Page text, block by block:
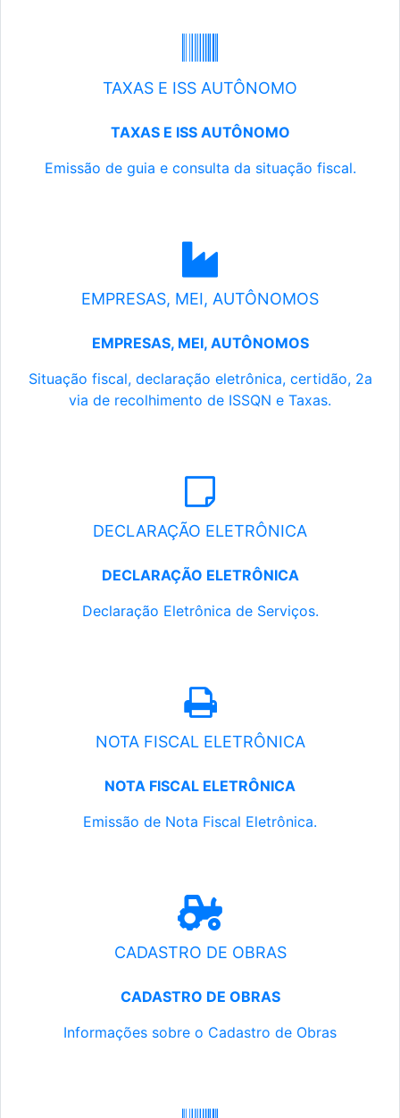
TAXAS E ISS AUTÔNOMO
TAXAS E ISS AUTÔNOMO
Emissão de guia e consulta da situação fiscal.
EMPRESAS, MEI, AUTÔNOMOS
EMPRESAS, MEI, AUTÔNOMOS
Situação fiscal, declaração eletrônica, certidão, 2a
via de recolhimento de ISSQN e Taxas.
DECLARAÇÃO ELETRÔNICA
DECLARAÇÃO ELETRÔNICA
Declaração Eletrônica de Serviços.
NOTA FISCAL ELETRÔNICA
NOTA FISCAL ELETRÔNICA
Emissão de Nota Fiscal Eletrônica.
CADASTRO DE OBRAS
CADASTRO DE OBRAS
Informações sobre o Cadastro de Obras